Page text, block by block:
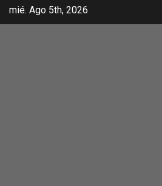
mié. Ago 5th, 2026